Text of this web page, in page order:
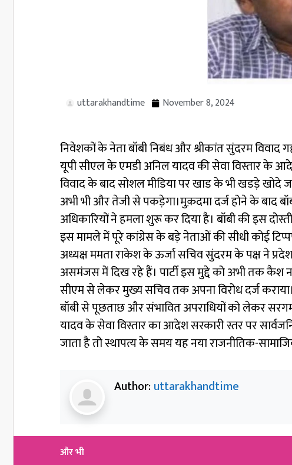
uttarakhandtime November 8, 2024
निवेशकों के नेता बॉबी निबंध और श्रीकांत सुंदरम विवाद
यूपी सीएल के एमडी अनिल यादव की सेवा विस्तार के
विवाद के बाद सोशल मीडिया पर खाड के भी खडड़े
अभी भी और तेजी से पकड़ेगा।मुक़दमा दर्ज होने के बाद
अधिकारियों ने हमला शुरू कर दिया है। बॉबी की इस
इस मामले में पूरे कांग्रेस के बड़े नेताओं की सीधी कोई
अध्यक्ष ममता राकेश के ऊर्जा सचिव सुंदरम के पक्ष ने प्रदेश
असमंजस में दिख रहे हैं। पार्टी इस मुद्दे को अभी तक
सीएम से लेकर मुख्य सचिव तक अपना विरोध दर्ज
बॉबी से पूछताछ और संभावित अपराधियों को लेकर
यादव के सेवा विस्तार का आदेश सरकारी स्तर पर
जाता है तो स्थापत्य के समय यह नया राजनीतिक-
Author:uttarakhandtime
और भी